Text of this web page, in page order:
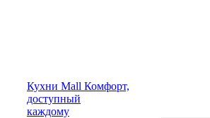
Кухни Mall Комфорт,
доступный
каждому